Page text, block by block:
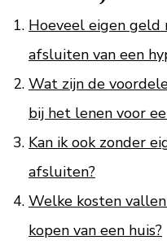
Hoeveel eigen
afsluiten van een
Wat zijn de
bij het lenen voor
Kan ik ook zonder
afsluiten?
Welke kosten
kopen van een huis?